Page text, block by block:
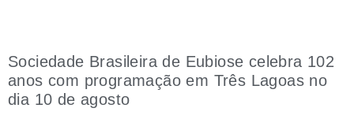
Sociedade Brasileira de Eubiose celebra 102
anos com programação em Três Lagoas no
dia 10 de agosto